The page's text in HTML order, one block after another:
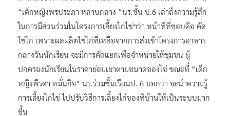
“เด็กหญิงพรประภา หลาบกลาง “นร.ชั้น ป.6 เล่าถึงความรู้สึก
ในการมีส่วนร่วมในโครงการเลี้ยงไก่ไข่ฯว่า หน้าที่ที่ชอบคือ คัด
ไข่ไก่ เพราะผลผลิตไข่ไก่ที่เหลือจากการส่งเข้าโครงการอาหาร
กลางวันนักเรียน จะมีการคัดแยกเพื่อจำหน่ายให้ชุมชน ผู้
ปกครองนักเรียนในราคาย่อมเยาตามขนาดของไข่ ขณะที่ “เด็ก
หญิงพีรดา หมั่นกิจ” นร.ร่วมชั้นเรียนป. 6 บอกว่า จะนำความรู้
การเลี้ยงไก่ไข่ ไปปรับวิธีการเลี้ยงไก่ของที่บ้านให้เป็นระบบมาก
ขึ้น